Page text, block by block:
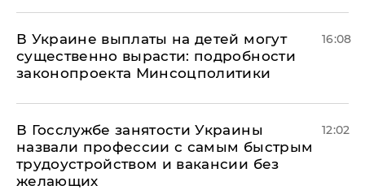
В Украине выплаты на детей могут
существенно вырасти: подробности
законопроекта Минсоцполитики
16:08
В Госслужбе занятости Украины
назвали профессии с самым быстрым
трудоустройством и вакансии без
желающих
12:02